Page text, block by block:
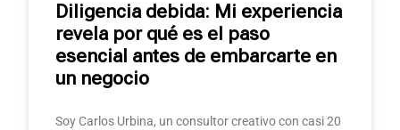
Diligencia debida: Mi experiencia
revela por qué es el paso
esencial antes de embarcarte en
un negocio
Soy Carlos Urbina, un consultor creativo con casi 20